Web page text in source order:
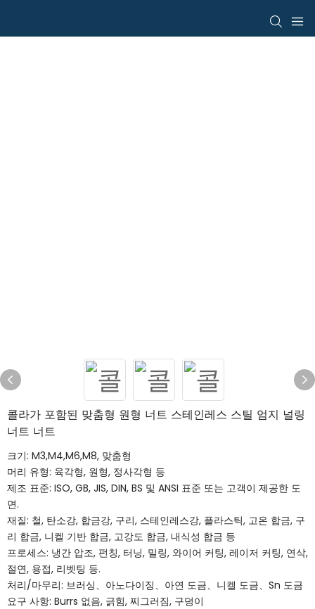
콜라가 포함된 맞춤형 원형 너트 스테인레스 스틸 엄지 널링
너트 너트
크기: M3,M4,M6,M8, 맞춤형
머리 유형: 육각형, 원형, 정사각형 등
제조 표준: ISO, GB, JIS, DIN, BS 및 ANSI 표준 또는 고객이 제공한 도
면.
재질: 철, 탄소강, 합금강, 구리, 스테인레스강, 플라스틱, 고온 합금, 구
리 합금, 니켈 기반 합금, 고강도 합금, 내식성 합금 등
프로세스: 냉간 압조, 펀칭, 터닝, 밀링, 와이어 커팅, 레이저 커팅, 연삭,
절연, 용접, 리벳팅 등.
처리/마무리: 브러싱、아노다이징、아연 도금、니켈 도금、Sn 도금
요구 사항: Burrs 없음, 긁힘, 찌그러짐, 구덩이